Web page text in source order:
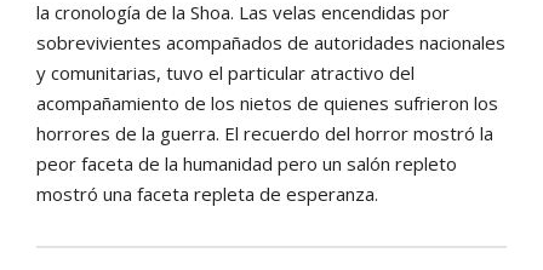
la cronología de la Shoa. Las velas encendidas por
sobrevivientes acompañados de autoridades nacionales
y comunitarias, tuvo el particular atractivo del
acompañamiento de los nietos de quienes sufrieron los
horrores de la guerra. El recuerdo del horror mostró la
peor faceta de la humanidad pero un salón repleto
mostró una faceta repleta de esperanza.